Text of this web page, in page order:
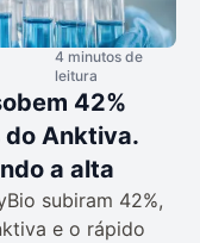
4 minutos de
leitura
42%
do Anktiva.
a alta
subiram 42%,
e o rápido